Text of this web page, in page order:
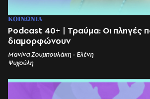
ΚΟΙΝΩΝΙΑ
Podcast 40+ | Τραύμα: Οι πληγές
διαμορφώνουν
Μανίνα Ζουμπουλάκη - Ελένη
Ψυχούλη